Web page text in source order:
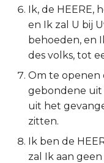
1 Timótheüs
2 Timótheüs
Filémon
Hebreeën
Ik, de HEERE,
en Ik zal U bij
behoeden, en
des volks, tot
Om te openen
gebondene uit
uit het
zitten.
Ik ben de
zal Ik aan